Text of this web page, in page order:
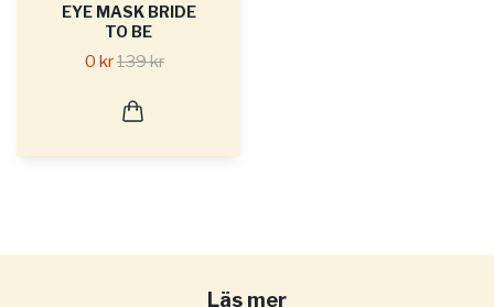
EYE MASK BRIDE
TO BE
0 kr139 kr
Läs mer